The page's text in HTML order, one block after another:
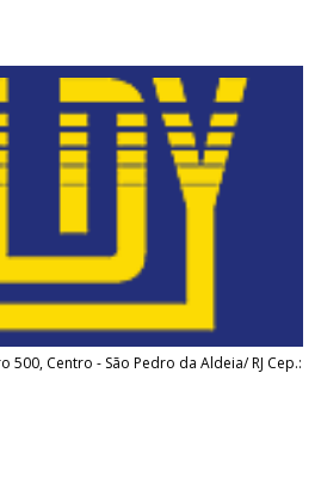
500, Centro - São Pedro da Aldeia/ RJ Cep.: